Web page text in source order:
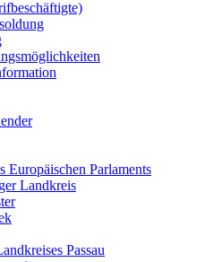
Europäischen Parlaments
Landkreis
Passau